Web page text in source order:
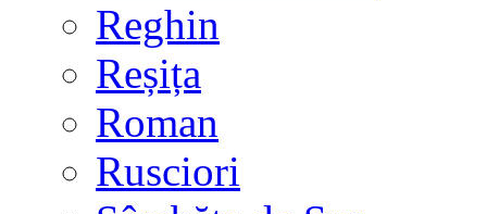
Reghin
Reșița
Roman
Rusciori